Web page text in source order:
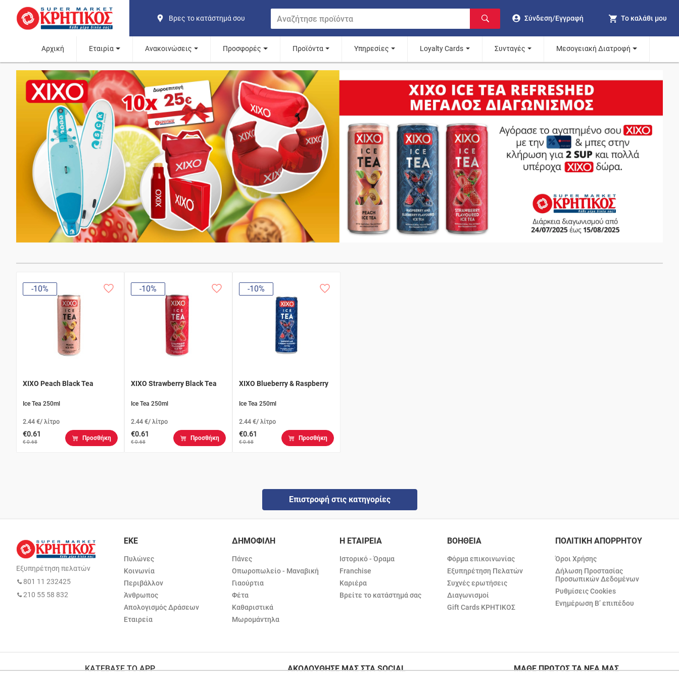
Βρες το κατάστημά σου Σύνδεση/Εγγραφή Το καλάθι μου
Αρχική Εταιρία Ανακοινώσεις Προσφορές Προϊόντα Υπηρεσίες Loyalty Cards Συνταγές Μεσογειακή Διατροφή
-10%
XIXO Peach Black Tea
Ice Tea 250ml
2.44 €/ λίτρο
€0.61
€ 0.68
Προσθήκη
-10%
XIXO Strawberry Black Tea
Ice Tea 250ml
2.44 €/ λίτρο
€0.61
€ 0.68
Προσθήκη
-10%
XIXO Blueberry & Raspberry
Ice Tea 250ml
2.44 €/ λίτρο
€0.61
€ 0.68
Προσθήκη
Επιστροφή στις κατηγορίες
Εξυπηρέτηση πελατών
801 11 232425
210 55 58 832
ΕΚΕ
Πυλώνες
Κοινωνία
Περιβάλλον
Άνθρωπος
Απολογισμός Δράσεων
Εταιρεία
ΔΗΜΟΦΙΛΗ
Πάνες
Οπωροπωλείο - Μαναβική
Γιαούρτια
Φέτα
Καθαριστικά
Μωρομάντηλα
Η ΕΤΑΙΡΕΙΑ
Ιστορικό - Όραμα
Franchise
Καριέρα
Βρείτε το κατάστημά σας
ΒΟΗΘΕΙΑ
Φόρμα επικοινωνίας
Εξυπηρέτηση Πελατών
Συχνές ερωτήσεις
Διαγωνισμοί
Gift Cards ΚΡΗΤΙΚΟΣ
ΠΟΛΙΤΙΚΗ ΑΠΟΡΡΗΤΟΥ
Όροι Χρήσης
Δήλωση Προστασίας
Προσωπικών Δεδομένων
Ρυθμίσεις Cookies
Ενημέρωση Β’ επιπέδου
ΚΑΤΕΒΑΣΕ ΤΟ APP ΑΚΟΛΟΥΘΗΣΕ ΜΑΣ ΣΤΑ SOCIAL ΜΑΘΕ ΠΡΩΤΟΣ ΤΑ ΝΕΑ ΜΑΣ